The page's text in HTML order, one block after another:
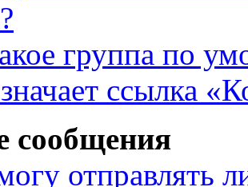
группа по
ссылка
сообщения
отправлять